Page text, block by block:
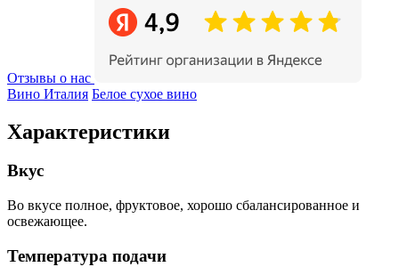
Отзывы о нас
Вино Италия Белое сухое вино
Характеристики
Вкус
Во вкусе полное, фруктовое, хорошо сбалансированное и
освежающее.
Температура подачи